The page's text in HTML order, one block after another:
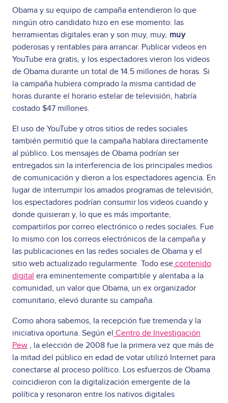
Obama y su equipo de campaña entendieron lo que
ningún otro candidato hizo en ese momento: las
herramientas digitales eran y son muy, muy, muy
poderosas y rentables para arrancar. Publicar videos en
YouTube era gratis, y los espectadores vieron los videos
de Obama durante un total de 14.5 millones de horas. Si
la campaña hubiera comprado la misma cantidad de
horas durante el horario estelar de televisión, habría
costado $47 millones.
El uso de YouTube y otros sitios de redes sociales
también permitió que la campaña hablara directamente
al público. Los mensajes de Obama podrían ser
entregados sin la interferencia de los principales medios
de comunicación y dieron a los espectadores agencia. En
lugar de interrumpir los amados programas de televisión,
los espectadores podrían consumir los videos cuando y
donde quisieran y, lo que es más importante,
compartirlos por correo electrónico o redes sociales. Fue
lo mismo con los correos electrónicos de la campaña y
las publicaciones en las redes sociales de Obama y el
sitio web actualizado regularmente. Todo ese contenido
digital era eminentemente compartible y alentaba a la
comunidad, un valor que Obama, un ex organizador
comunitario, elevó durante su campaña.
Como ahora sabemos, la recepción fue tremenda y la
iniciativa oportuna. Según el Centro de Investigación
Pew , la elección de 2008 fue la primera vez que más de
la mitad del público en edad de votar utilizó Internet para
conectarse al proceso político. Los esfuerzos de Obama
coincidieron con la digitalización emergente de la
política y resonaron entre los nativos digitales